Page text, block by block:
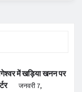
में खड़िया खनन पर
जनवरी 7,